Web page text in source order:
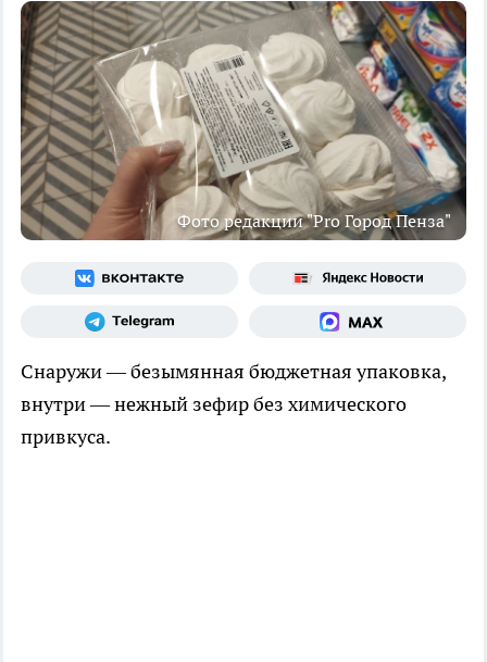
Фото редакции "Pro Город Пенза"
Снаружи — безымянная бюджетная упаковка,
внутри — нежный зефир без химического
привкуса.